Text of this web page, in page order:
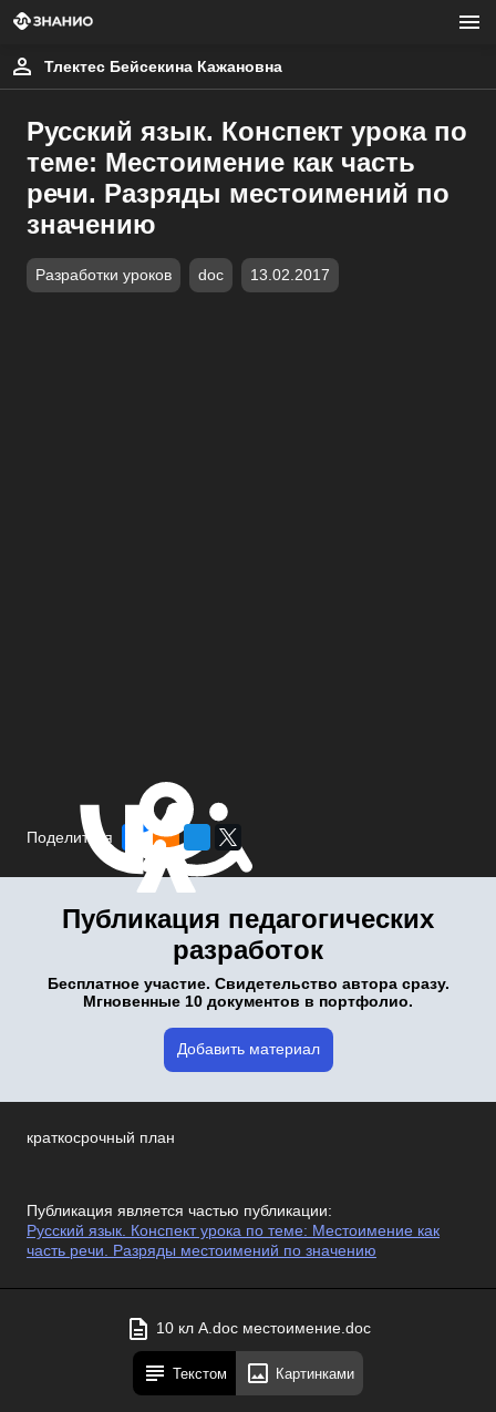
Тлектес Бейсекина Кажановна
Русский язык. Конспект урока по
теме: Местоимение как часть
речи. Разряды местоимений по
значению
Разработки уроков doc 13.02.2017
Поделиться
Публикация педагогических
разработок
Бесплатное участие. Свидетельство автора сразу.
Мгновенные 10 документов в портфолио.
Добавить материал
краткосрочный план
Публикация является частью публикации:
Русский язык. Конспект урока по теме: Местоимение как
часть речи. Разряды местоимений по значению
10 кл А.doc местоимение.doc
Текстом Картинками